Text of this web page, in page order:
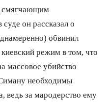
смягчающим
он рассказал о
обвинил
режим в том, что
массовое убийство
необходимы
ведь за мародерство ему